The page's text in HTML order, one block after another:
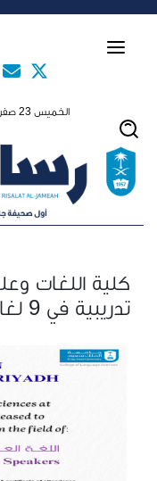
الخميس 23 صفر 1448 هـ الموافق أغسطس 6, 2026
كلية اللغات
تدريبية في 9 لغات عالمية